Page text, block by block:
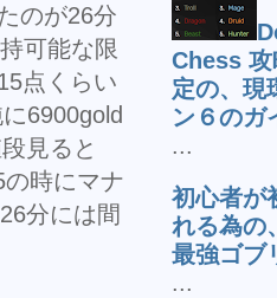
のが26分
可能な限
点くらい
6900gold
見ると
の時にマナ
分には間
Chess
定の、現
ン６のガ
...
初心者が
れる為の
最強ゴブ
...